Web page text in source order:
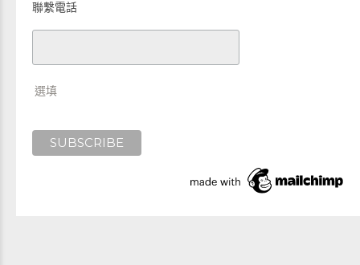
聯繫電話
選填